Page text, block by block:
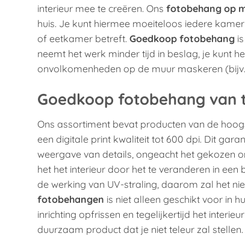
interieur mee te creëren. Ons fotobehang op
huis. Je kunt hiermee moeiteloos iedere
of eetkamer betreft. Goedkoop fotobehang
neemt het werk minder tijd in beslag, je kunt
onvolkomenheden op de muur maskeren
Goedkoop fotobehang
Ons assortiment bevat producten van de
een digitale print kwaliteit tot 600 dpi. Dit
weergave van details, ongeacht het gekozen
het het interieur door het te veranderen in
de werking van UV-straling, daarom zal het
fotobehangen is niet alleen geschikt voor in
inrichting opfrissen en tegelijkertijd het
duurzaam product dat je niet teleur zal stellen.